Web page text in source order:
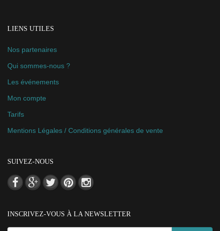
LIENS UTILES
Nos partenaires
Qui sommes-nous ?
Les événements
Mon compte
Tarifs
Mentions Légales / Conditions générales de vente
SUIVEZ-NOUS
INSCRIVEZ-VOUS À LA NEWSLETTER